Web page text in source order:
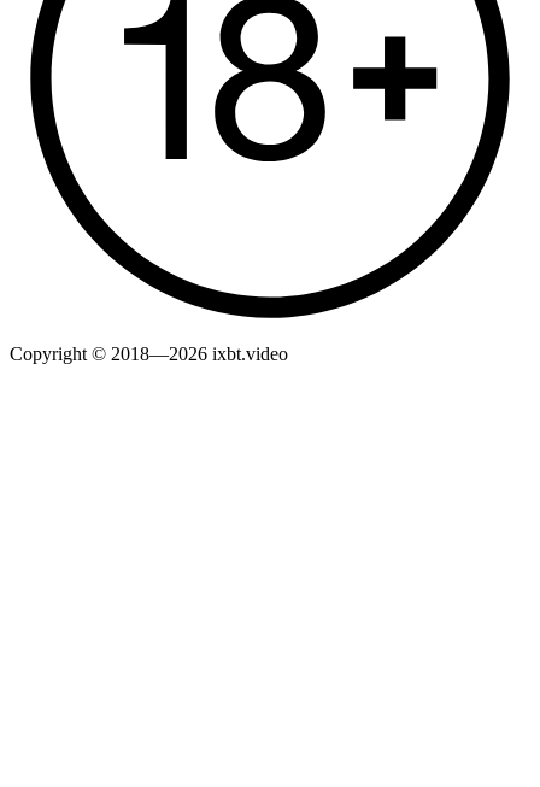
Copyright © 2018—2026 ixbt.video